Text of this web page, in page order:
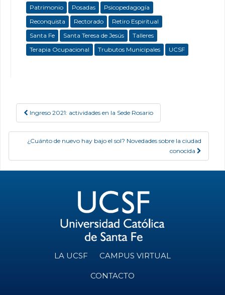
Patrimonio
Posadas
Psicopedagogía
Reconquista
Rectorado
Retiro Espiritual
Santa Fe
Santa Teresa de Jesús
Talleres
Terapia Ocupacional
Trubutos Municipales UCSF
Post navigation
Ingreso 2021: actividades en la Sede Rosario
¿Cuánto de nuevo hay bajo el sol? Novedades sobre la ciudad
conocida
LA UCSF CAMPUS VIRTUAL
CONTACTO